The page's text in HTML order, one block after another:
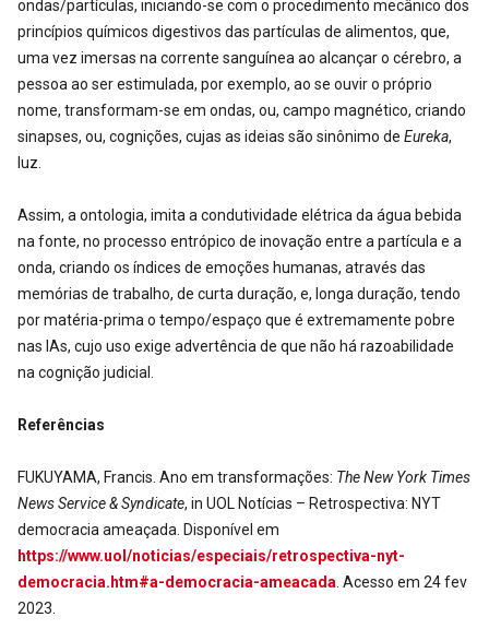
ondas/partículas, iniciando-se com o procedimento mecânico dos
princípios químicos digestivos das partículas de alimentos, que,
uma vez imersas na corrente sanguínea ao alcançar o cérebro, a
pessoa ao ser estimulada, por exemplo, ao se ouvir o próprio
nome, transformam-se em ondas, ou, campo magnético, criando
sinapses, ou, cognições, cujas as ideias são sinônimo de Eureka,
luz.
Assim, a ontologia, imita a condutividade elétrica da água bebida
na fonte, no processo entrópico de inovação entre a partícula e a
onda, criando os índices de emoções humanas, através das
memórias de trabalho, de curta duração, e, longa duração, tendo
por matéria-prima o tempo/espaço que é extremamente pobre
nas IAs, cujo uso exige advertência de que não há razoabilidade
na cognição judicial.
Referências
FUKUYAMA, Francis. Ano em transformações: The New York Times
News Service & Syndicate, in UOL Notícias – Retrospectiva: NYT
democracia ameaçada. Disponível em
https://www.uol/noticias/especiais/retrospectiva-nyt-
democracia.htm#a-democracia-ameacada . Acesso em 24 fev
2023.